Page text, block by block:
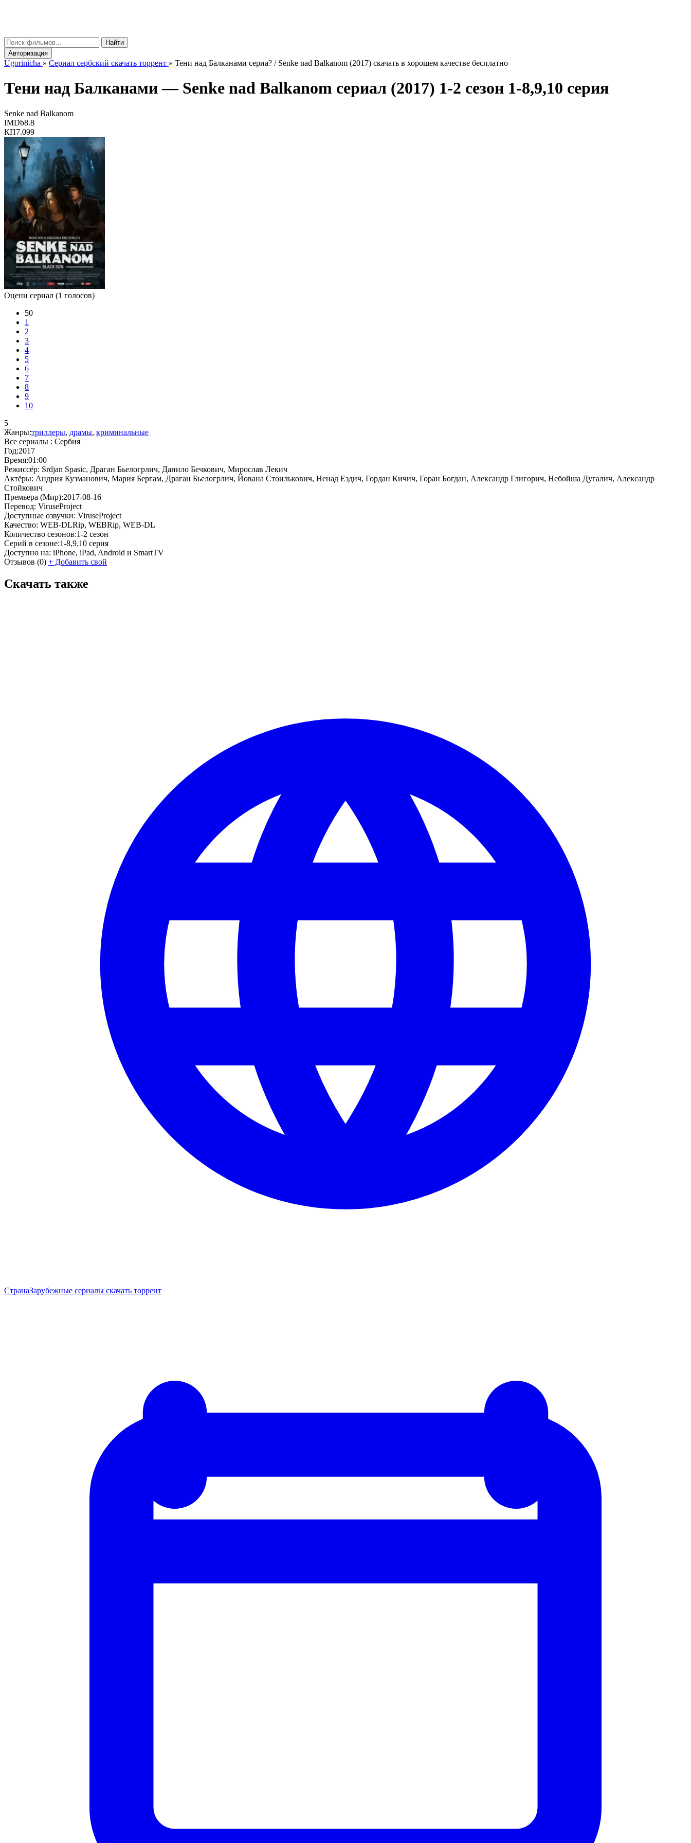
Найти
Авторизация
Ugorinicha » Сериал сербский скачать торрент » Тени над Балканами сериа? / Senke nad Balkanom (2017) скачать в хорошем качестве бесплатно
Тени над Балканами — Senke nad Balkanom сериал (2017) 1-2 сезон 1-8,9,10 серия
Senke nad Balkanom
IMDb8.8
КП7.099
Оцени сериал (1 голосов)
50
1
2
3
4
5
6
7
8
9
10
5
Жанры:триллеры, драмы, криминальные
Все сериалы : Сербия
Год:2017
Время:01:00
Режиссёр: Srdjan Spasic, Драган Бьелогрлич, Данило Бечкович, Мирослав Лекич
Актёры: Андрия Кузманович, Мария Бергам, Драган Бьелогрлич, Йована Стоилькович, Ненад Ездич, Гордан Кичич, Горан Богдан, Александр Глигорич, Небойша Дугалич, Александр
Стойкович
Премьера (Мир):2017-08-16
Перевод: ViruseProject
Доступные озвучки: ViruseProject
Качество: WEB-DLRip, WEBRip, WEB-DL
Количество сезонов:1-2 сезон
Серий в сезоне:1-8,9,10 серия
Доступно на: iPhone, iPad, Android и SmartTV
Отзывов (0) + Добавить свой
Скачать также
СтранаЗарубежные сериалы скачать торрент